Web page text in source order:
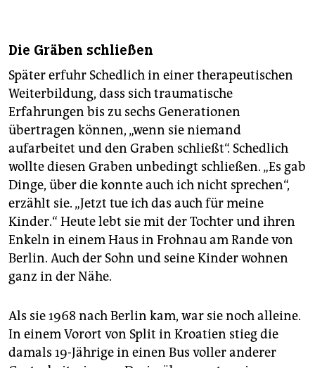
Die Gräben schließen
Später erfuhr Schedlich in einer therapeutischen
Weiterbildung, dass sich traumatische
Erfahrungen bis zu sechs Generationen
übertragen können, „wenn sie niemand
aufarbeitet und den Graben schließt“. Schedlich
wollte diesen Graben unbedingt schließen. „Es gab
Dinge, über die konnte auch ich nicht sprechen“,
erzählt sie. „Jetzt tue ich das auch für meine
Kinder.“ Heute lebt sie mit der Tochter und ihren
Enkeln in einem Haus in Frohnau am Rande von
Berlin. Auch der Sohn und seine Kinder wohnen
ganz in der Nähe.
Als sie 1968 nach Berlin kam, war sie noch alleine.
In einem Vorort von Split in Kroatien stieg die
damals 19-Jährige in einen Bus voller anderer